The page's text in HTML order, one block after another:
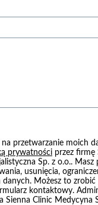
pod oczami
na przetwarzanie moich
prywatności przez firmę
Sp. z o.o..
usunięcia,
danych. Możesz to
kontaktowy.
Sienna Clinic Medycyna